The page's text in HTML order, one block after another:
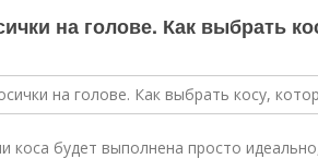
на голове. Как выбрать
коса будет выполнена просто